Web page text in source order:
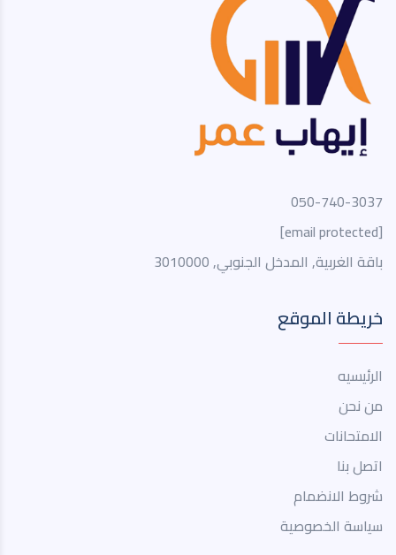
050-740-3037
[email protected]
باقة الغربية, المدخل الجنوبي, 3010000
خريطة الموقع
الرئيسيه
من نحن
الامتحانات
اتصل بنا
شروط الانضمام
سياسة الخصوصية